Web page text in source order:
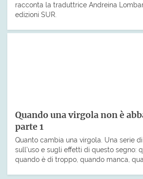
racconta la traduttrice Andreina
edizioni SUR.
Quando una virgola non è
parte 1
Quanto cambia una virgola. Una serie
sull’uso e sugli effetti di questo segno:
quando è di troppo, quando manca,